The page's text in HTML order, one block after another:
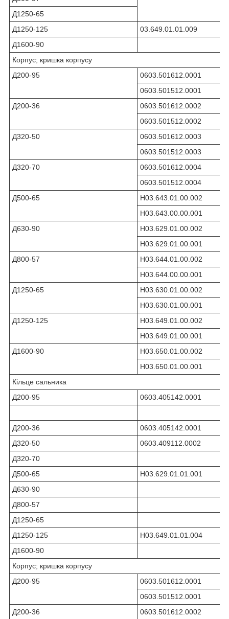
Д1250-65
Д1250-125
03.649.01.01.009
Д1600-90
Корпус; кришка корпусу
Д200-95
0603.501612.0001
0603.501512.0001
Д200-36
0603.501612.0002
0603.501512.0002
Д320-50
0603.501612.0003
0603.501512.0003
Д320-70
0603.501612.0004
0603.501512.0004
Д500-65
Н03.643.01.00.002
Н03.643.00.00.001
Д630-90
Н03.629.01.00.002
Н03.629.01.00.001
Д800-57
Н03.644.01.00.002
Н03.644.00.00.001
Д1250-65
Н03.630.01.00.002
Н03.630.01.00.001
Д1250-125
Н03.649.01.00.002
Н03.649.01.00.001
Д1600-90
Н03.650.01.00.002
Н03.650.01.00.001
Кільце сальника
Д200-95
0603.405142.0001
Д200-36
0603.405142.0001
Д320-50
0603.409112.0002
Д320-70
Д500-65
Н03.629.01.01.001
Д630-90
Д800-57
Д1250-65
Д1250-125
Н03.649.01.01.004
Д1600-90
Корпус; кришка корпусу
Д200-95
0603.501612.0001
0603.501512.0001
Д200-36
0603.501612.0002